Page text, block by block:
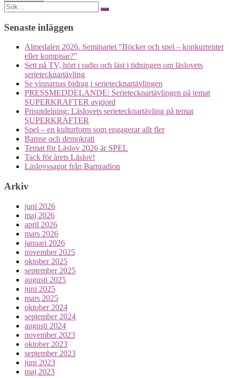
Search
for:
Senaste inläggen
Almedalen 2026. Seminariet ”Böcker och spel – konkurrenter
eller kompisar?”
Sett på TV, hört i radio och läst i tidningen om läslovets
serietecknartävling
Se vinnarnas bidrag i serietecknartävlingen
PRESSMEDDELANDE: Serietecknartävlingen på temat
SUPERKRAFTER avgjord
Prisutdelning: Läslovets serietecknartävling på temat
SUPERKRAFTER
Spel – en kulturform som engagerar allt fler
Bamse och demokrati
Temat för Läslov 2026 är SPEL
Tack för årets Läslov!
Läslovssagor från Barnradion
Arkiv
juni 2026
maj 2026
april 2026
mars 2026
januari 2026
november 2025
oktober 2025
september 2025
augusti 2025
juni 2025
mars 2025
oktober 2024
september 2024
augusti 2024
november 2023
oktober 2023
september 2023
juni 2023
maj 2023